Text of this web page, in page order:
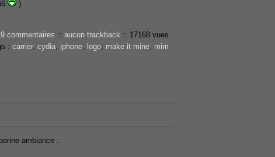
)
9 commentaires :: aucun trackback :: 17168 vues
: carrier, cydia, iphone, logo, make it mine, mim
ambiance :